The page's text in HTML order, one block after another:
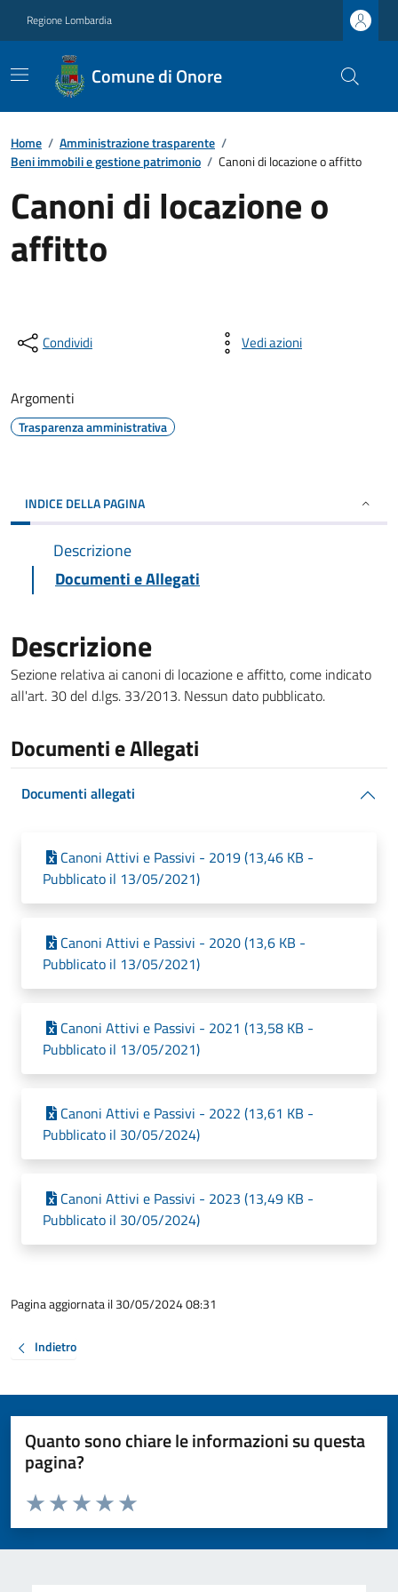
Regione Lombardia
Comune di Onore
Home / Amministrazione trasparente /
Beni immobili e gestione patrimonio / Canoni di locazione o affitto
Canoni di locazione o
affitto
Condividi Vedi azioni
Argomenti
Trasparenza amministrativa
INDICE DELLA PAGINA
Descrizione
Documenti e Allegati
Descrizione
Sezione relativa ai canoni di locazione e affitto, come indicato
all'art. 30 del d.lgs. 33/2013. Nessun dato pubblicato.
Documenti e Allegati
Documenti allegati
Canoni Attivi e Passivi - 2019 (13,46 KB -
Pubblicato il 13/05/2021)
Canoni Attivi e Passivi - 2020 (13,6 KB -
Pubblicato il 13/05/2021)
Canoni Attivi e Passivi - 2021 (13,58 KB -
Pubblicato il 13/05/2021)
Canoni Attivi e Passivi - 2022 (13,61 KB -
Pubblicato il 30/05/2024)
Canoni Attivi e Passivi - 2023 (13,49 KB -
Pubblicato il 30/05/2024)
Pagina aggiornata il 30/05/2024 08:31
Indietro
Quanto sono chiare le informazioni su questa
pagina?
Valuta da 1 a 5 stelle la pagina
Valuta 5 stelle su 5
Valuta 4 stelle su 5
Valuta 3 stelle su 5
Valuta 2 stelle su 5
Valuta 1 stelle su 5